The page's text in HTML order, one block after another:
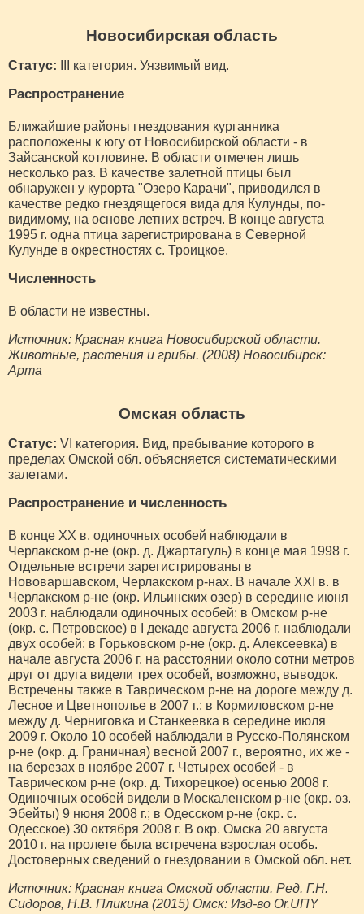
Новосибирская область
Статус: III категория. Уязвимый вид.
Распространение
Ближайшие районы гнездования курганника
расположены к югу от Новосибирской области - в
Зайсанской котловине. В области отмечен лишь
несколько раз. В качестве залетной птицы был
обнаружен у курорта "Озеро Карачи", приводился в
качестве редко гнездящегося вида для Кулунды, по-
видимому, на основе летних встреч. В конце августа
1995 г. одна птица зарегистрирована в Северной
Кулунде в окрестностях с. Троицкое.
Численность
В области не известны.
Источник: Красная книга Новосибирской области.
Животные, растения и грибы. (2008) Новосибирск:
Арта
Омская область
Статус: VI категория. Вид, пребывание которого в
пределах Омской обл. объясняется систематическими
залетами.
Распространение и численность
В конце XX в. одиночных особей наблюдали в
Черлакском р-не (окр. д. Джартагуль) в конце мая 1998 г.
Отдельные встречи зарегистрированы в
Нововаршавском, Черлакском р-нах. В начале XXI в. в
Черлакском р-не (окр. Ильинских озер) в середине июня
2003 г. наблюдали одиночных особей: в Омском р-не
(окр. с. Петровское) в I декаде августа 2006 г. наблюдали
двух особей: в Горьковском р-не (окр. д. Алексеевка) в
начале августа 2006 г. на расстоянии около сотни метров
друг от друга видели трех особей, возможно, выводок.
Встречены также в Таврическом р-не на дороге между д.
Лесное и Цветнополье в 2007 г.: в Кормиловском р-не
между д. Черниговка и Станкеевка в середине июля
2009 г. Около 10 особей наблюдали в Русско-Полянском
р-не (окр. д. Граничная) весной 2007 г., вероятно, их же -
на березах в ноябре 2007 г. Четырех особей - в
Таврическом р-не (окр. д. Тихорецкое) осенью 2008 г.
Одиночных особей видели в Москаленском р-не (окр. оз.
Эбейты) 9 нюня 2008 г.; в Одесском р-не (окр. с.
Одесское) 30 октября 2008 г. В окр. Омска 20 августа
2010 г. на пролете была встречена взрослая особь.
Достоверных сведений о гнездовании в Омской обл. нет.
Источник: Красная книга Омской области. Ред. Г.Н.
Сидоров, Н.В. Пликина (2015) Омск: Изд-во Or.UПY